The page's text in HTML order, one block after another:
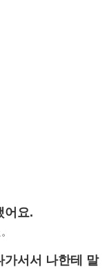
어요.
가서서 나한테 말